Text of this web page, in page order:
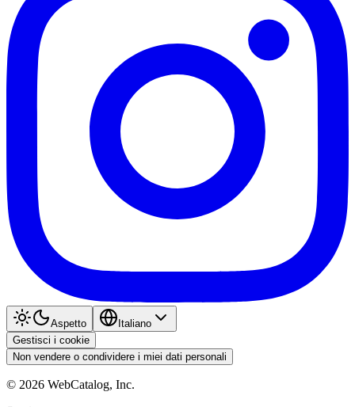
Aspetto
Italiano
Gestisci i cookie
Non vendere o condividere i miei dati personali
© 2026 WebCatalog, Inc.